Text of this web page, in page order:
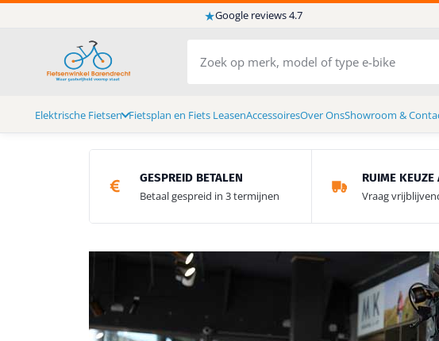
★Google reviews 4.7
Elektrische Fietsen Fietsplan en Fiets LeasenAccessoiresOver OnsShowroom &
GESPREID BETALEN
Betaal gespreid in 3 termijnen
RUIME
Vraag